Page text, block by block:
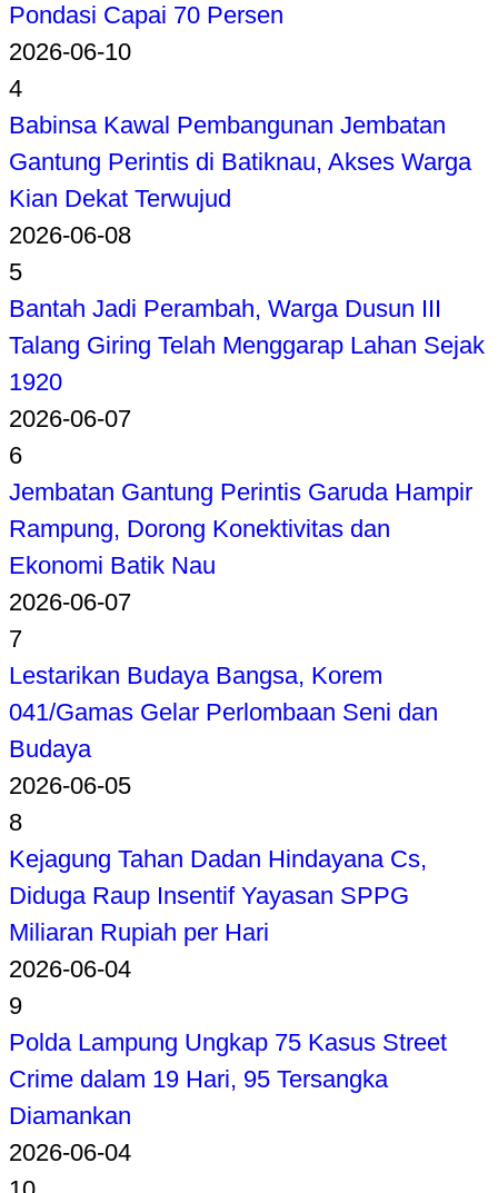
Pondasi Capai 70 Persen
2026-06-10
4
Babinsa Kawal Pembangunan Jembatan
Gantung Perintis di Batiknau, Akses Warga
Kian Dekat Terwujud
2026-06-08
5
Bantah Jadi Perambah, Warga Dusun III
Talang Giring Telah Menggarap Lahan Sejak
1920
2026-06-07
6
Jembatan Gantung Perintis Garuda Hampir
Rampung, Dorong Konektivitas dan
Ekonomi Batik Nau
2026-06-07
7
Lestarikan Budaya Bangsa, Korem
041/Gamas Gelar Perlombaan Seni dan
Budaya
2026-06-05
8
Kejagung Tahan Dadan Hindayana Cs,
Diduga Raup Insentif Yayasan SPPG
Miliaran Rupiah per Hari
2026-06-04
9
Polda Lampung Ungkap 75 Kasus Street
Crime dalam 19 Hari, 95 Tersangka
Diamankan
2026-06-04